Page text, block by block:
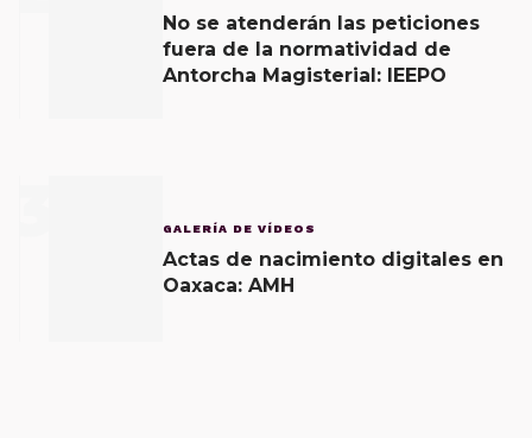
No se atenderán las peticiones
fuera de la normatividad de
Antorcha Magisterial: IEEPO
GALERÍA DE VÍDEOS
Actas de nacimiento digitales en
Oaxaca: AMH